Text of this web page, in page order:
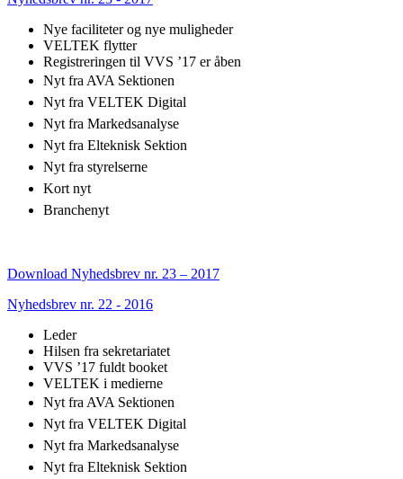
Nye faciliteter og nye muligheder
VELTEK flytter
Registreringen til VVS ’17 er åben
Nyt fra AVA Sektionen
Nyt fra VELTEK Digital
Nyt fra Markedsanalyse
Nyt fra Elteknisk Sektion
Nyt fra styrelserne
Kort nyt
Branchenyt
Download Nyhedsbrev nr. 23 – 2017
Nyhedsbrev nr. 22 - 2016
Leder
Hilsen fra sekretariatet
VVS ’17 fuldt booket
VELTEK i medierne
Nyt fra AVA Sektionen
Nyt fra VELTEK Digital
Nyt fra Markedsanalyse
Nyt fra Elteknisk Sektion